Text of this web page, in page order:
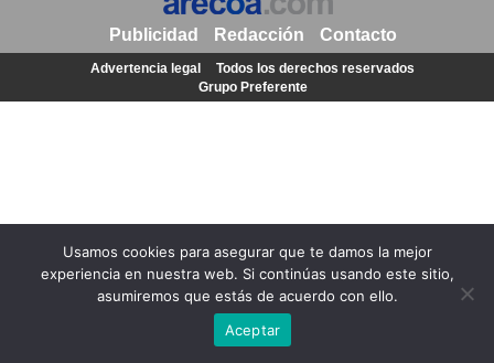
Usamos cookies para asegurar que te damos la mejor
experiencia en nuestra web. Si continúas usando este sitio,
asumiremos que estás de acuerdo con ello.
Aceptar
Publicidad Redacción Contacto
Advertencia legal
Todos los derechos reservados
Grupo Preferente